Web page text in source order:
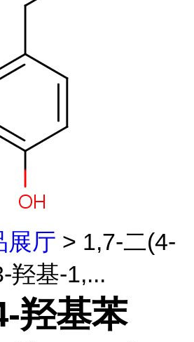
展厅 > 1,7-二(4-
羟基-1,...
羟基苯